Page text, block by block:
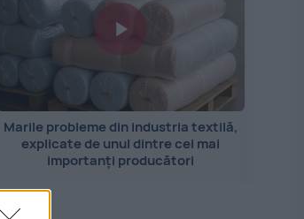
Marile probleme din industria textilă,
explicate de unul dintre cei mai
importanți producători